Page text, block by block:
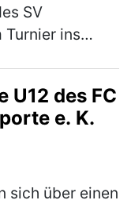
SV
Turnier ins
U12 des FC
e. K.
sich über einen